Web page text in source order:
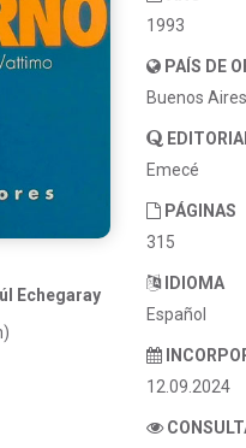
Echegaray
1993
PAÍS DE
Buenos
Emecé
PÁGINAS
315
IDIOMA
Español
12.09.2024